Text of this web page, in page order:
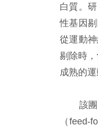
白質。
性基因
從運動
剔除時
成熟的
該團隊
（feed-